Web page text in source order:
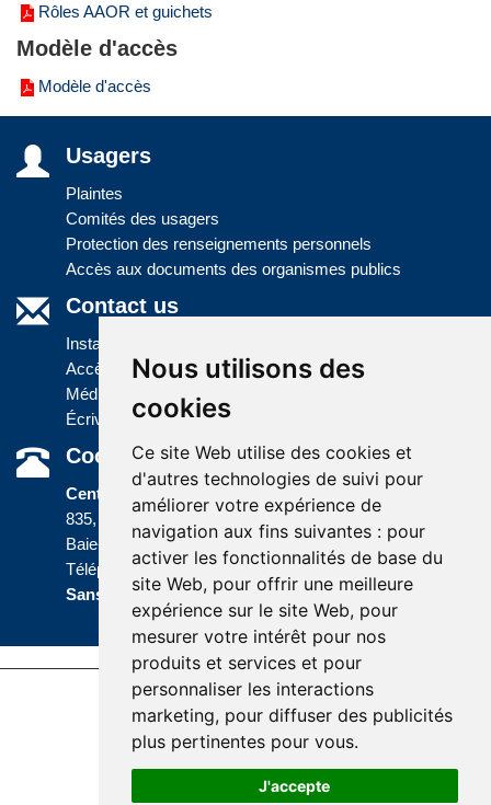
Nous utilisons des
cookies
Ce site Web utilise des cookies et
d'autres technologies de suivi pour
améliorer votre expérience de
navigation aux fins suivantes : pour
activer les fonctionnalités de base du
site Web, pour offrir une meilleure
expérience sur le site Web, pour
mesurer votre intérêt pour nos
produits et services et pour
personnaliser les interactions
marketing, pour diffuser des publicités
plus pertinentes pour vous.
J'accepte
Rôles AAOR et guichets
Modèle d'accès
Modèle d'accès
Usagers
Plaintes
Comités des usagers
Protection des renseignements personnels
Accès aux documents des organismes publics
Contact us
Installations
Accès à l'information
Médias
Écrivez-nous
Coordonnées
Centre administratif
835, boulevard Jolliet
Baie-Comeau (Québec) G5C 1P5
Téléphone :418 589-9845ou
Sans frais : 1 800 463-5142
Last update : 10 July 2026
Accessibility | Site map |
Terms of Use |
Website development